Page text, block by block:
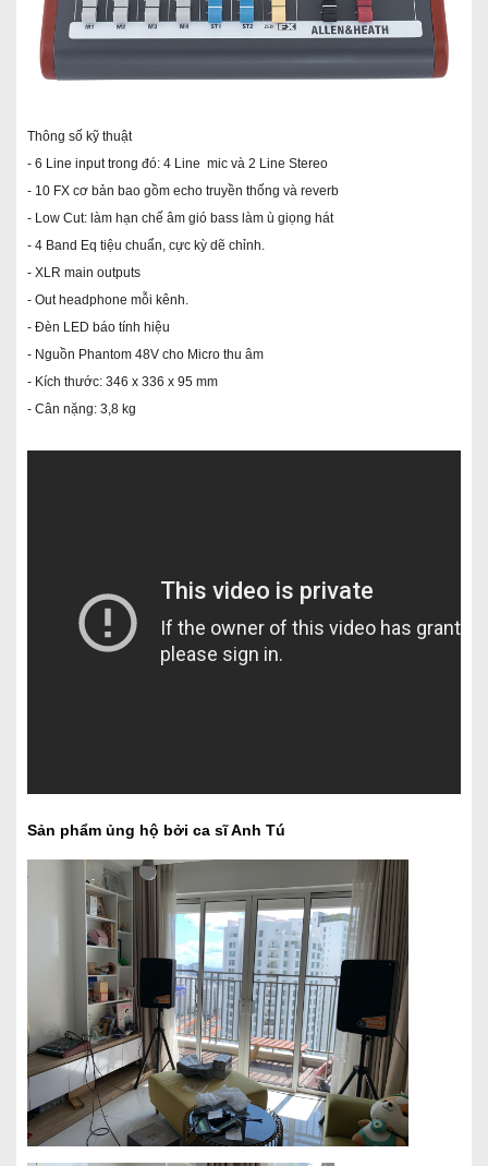
Thông số kỹ thuật
- 6 Line input trong đó: 4 Line mic và 2 Line Stereo
- 10 FX cơ bản bao gồm echo truyền thống và reverb
- Low Cut: làm hạn chế âm gió bass làm ù giọng hát
- 4 Band Eq tiệu chuẩn, cực kỳ dẽ chỉnh.
- XLR main outputs
- Out headphone mỗi kênh.
- Đèn LED báo tính hiệu
- Nguồn Phantom 48V cho Micro thu âm
- Kích thước: 346 x 336 x 95 mm
- Cân nặng: 3,8 kg
Sản phẩm ủng hộ bởi ca sĩ Anh Tú